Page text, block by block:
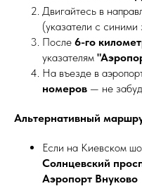
Двигайтесь в
(указатели с синими
После 6-го
указателям
На въезде в
номеров — не
Альтернативный
Если на Киевском
Солнцевский
Аэропорт Внуково